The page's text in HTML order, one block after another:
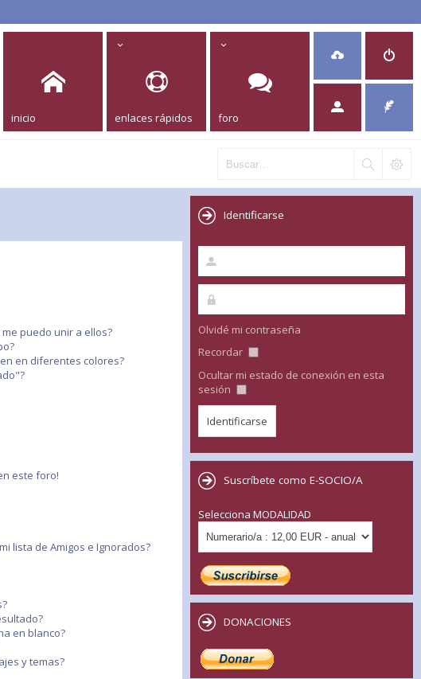
inicio enlaces rápidos foro
puedo unir a ellos?
en diferentes colores?
este foro!
lista de Amigos e Ignorados?
en blanco?
y temas?
Identificarse
Olvidé mi contraseña
Recordar
Ocultar mi estado de conexión en esta
sesión
Suscríbete como E-SOCIO/A
Selecciona MODALIDAD
DONACIONES